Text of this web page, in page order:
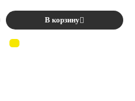
В корзину